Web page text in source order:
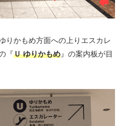
りかもめ方面への上りエスカレ
『Ｕ ゆりかもめ 』の案内板が目